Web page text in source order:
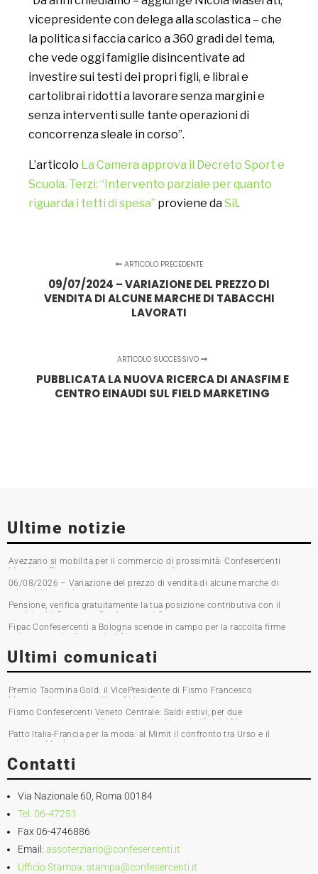
vicepresidente con delega alla scolastica – che
la politica si faccia carico a 360 gradi del tema,
che vede oggi famiglie disincentivate ad
investire sui testi dei propri figli, e librai e
cartolibrai ridotti a lavorare senza margini e
senza interventi sulle tante operazioni di
concorrenza sleale in corso”.
L’articolo La Camera approva il Decreto Sport e
Scuola. Terzi: “Intervento parziale per quanto
riguarda i tetti di spesa” proviene daSil.
ARTICOLO PRECEDENTE
09/07/2024 – VARIAZIONE DEL PREZZO DI
VENDITA DI ALCUNE MARCHE DI TABACCHI
LAVORATI
ARTICOLO SUCCESSIVO
PUBBLICATA LA NUOVA RICERCA DI ANASFIM E
CENTRO EINAUDI SUL FIELD MARKETING
Ultime notizie
Avezzano si mobilita per il commercio di prossimità: Confesercenti
Marsica e Fipac in piazza per la raccolta firme
06/08/2026 – Variazione del prezzo di vendita di alcune marche di
tabacchi lavorati
Pensione, verifica gratuitamente la tua posizione contributiva con il
servizio del Patronato Confesercenti Grosseto
Fipac Confesercenti a Bologna scende in campo per la raccolta firme
sul commercio di prossimità
Ultimi comunicati
Premio Taormina Gold: il VicePresidente di Fismo Francesco
Musumeci premia la stilista Chiara Boni
Fismo Confesercenti Veneto Centrale: Saldi estivi, per due
commercianti su tre affluenza in calo. Incassi giù del 10%
Patto Italia-Francia per la moda: al Mimit il confronto tra Urso e il
ministro Martin
Contatti
Via Nazionale 60, Roma 00184
Tel. 06-47251
Fax 06-4746886
Email: assoterziario@confesercenti.it
Ufficio Stampa: stampa@confesercenti.it